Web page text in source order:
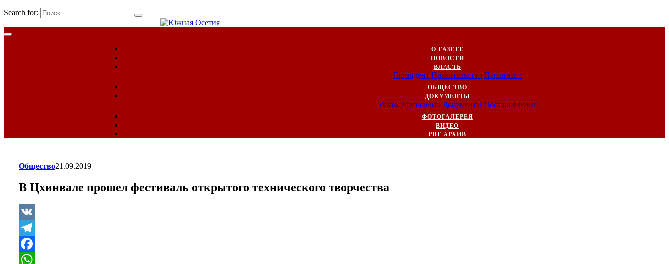
Search for:
О ГАЗЕТЕ
НОВОСТИ
ВЛАСТЬ
Президент Правительство Парламент
ОБЩЕСТВО
ДОКУМЕНТЫ
Указы Президента Документы Постановления
ФОТОГАЛЕРЕЯ
ВИДЕО
PDF-АРХИВ
Общество21.09.2019
В Цхинвале прошел фестиваль открытого технического творчества
VK
Telegram
Facebook